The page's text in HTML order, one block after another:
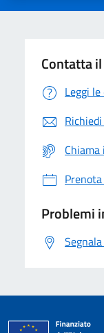
Contatta
Leggi
Problemi